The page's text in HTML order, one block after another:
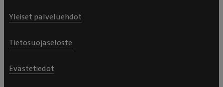
Yleiset palveluehdot
Tietosuojaseloste
Evästetiedot